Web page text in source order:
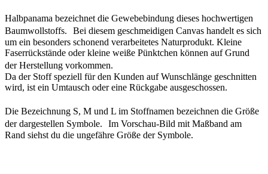
Halbpanama bezeichnet die Gewebebindung dieses hochwertigen
Baumwollstoffs. Bei diesem geschmeidigen Canvas handelt es sich
um ein besonders schonend verarbeitetes Naturprodukt. Kleine
Faserrückstände oder kleine weiße Pünktchen können auf Grund
der Herstellung vorkommen.
Da der Stoff speziell für den Kunden auf Wunschlänge geschnitten
wird, ist ein Umtausch oder eine Rückgabe ausgeschossen.
Die Bezeichnung S, M und L im Stoffnamen bezeichnen die Größe
der dargestellen Symbole. Im Vorschau-Bild mit Maßband am
Rand siehst du die ungefähre Größe der Symbole.